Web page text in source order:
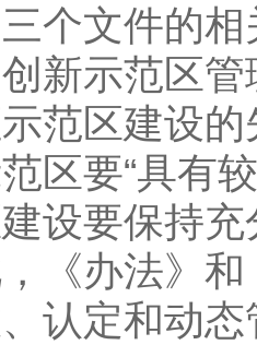
个文件的
示范区管
范区建设
区要“具有
设要保持
《办法》
认定和动